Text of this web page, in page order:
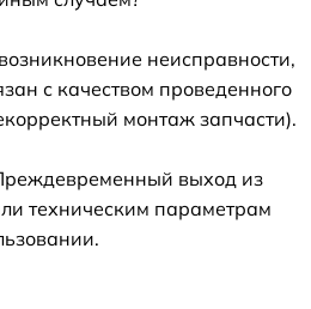
неисправности,
с качеством проведенного
монтаж запчасти).
выход из
техническим параметрам